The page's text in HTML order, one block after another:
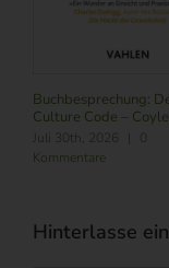
Buchbesprechung:
Culture Code –
Juli 30th, 2026
0
Kommentare
Hinterlasse